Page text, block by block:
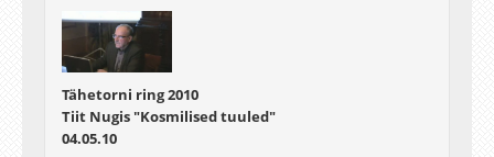
Tähetorni ring 2010
Tiit Nugis "Kosmilised tuuled"
04.05.10